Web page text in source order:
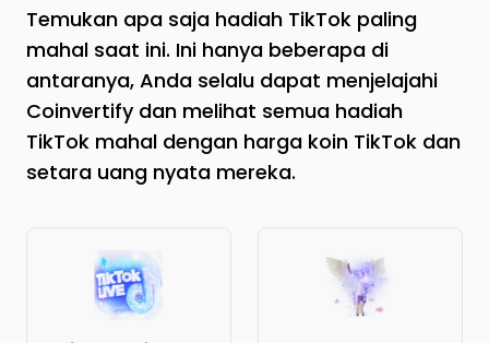
Temukan apa saja hadiah TikTok paling
mahal saat ini. Ini hanya beberapa di
antaranya, Anda selalu dapat menjelajahi
Coinvertify dan melihat semua hadiah
TikTok mahal dengan harga koin TikTok dan
setara uang nyata mereka.